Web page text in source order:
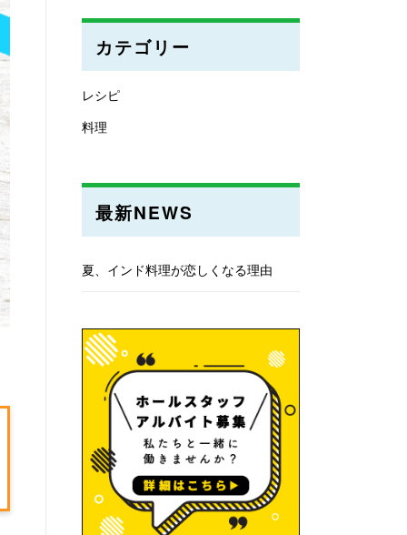
カテゴリー
レシピ
料理
最新NEWS
夏、インド料理が恋しくなる理由